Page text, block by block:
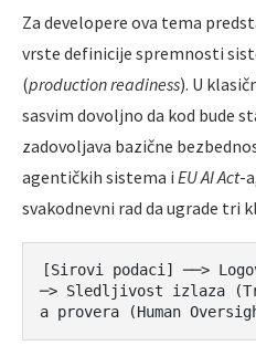
Za developere ova tema
vrste definicije spremnosti
(production readiness). U
sasvim dovoljno da kod bude
zadovoljava bazične
agentičkih sistema i EU AI Act-
svakodnevni rad da ugrade tri
[Sirovi podaci] ──>
─> Sledljivost izlaza